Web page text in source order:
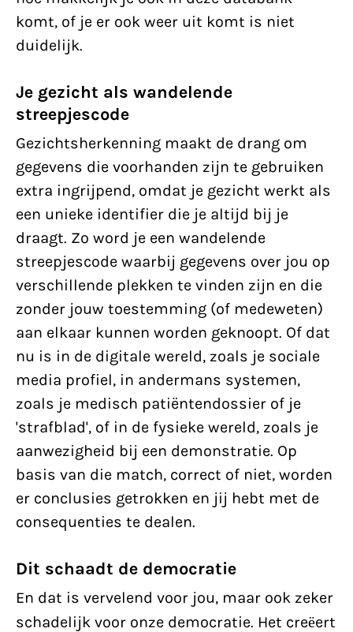
komt, of je er ook weer uit komt is niet
duidelijk.
Je gezicht als wandelende
streepjescode
Gezichtsherkenning maakt de drang om
gegevens die voorhanden zijn te gebruiken
extra ingrijpend, omdat je gezicht werkt als
een unieke identifier die je altijd bij je
draagt. Zo word je een wandelende
streepjescode waarbij gegevens over jou op
verschillende plekken te vinden zijn en die
zonder jouw toestemming (of medeweten)
aan elkaar kunnen worden geknoopt. Of dat
nu is in de digitale wereld, zoals je sociale
media profiel, in andermans systemen,
zoals je medisch patiëntendossier of je
'strafblad', of in de fysieke wereld, zoals je
aanwezigheid bij een demonstratie. Op
basis van die match, correct of niet, worden
er conclusies getrokken en jij hebt met de
consequenties te dealen.
Dit schaadt de democratie
En dat is vervelend voor jou, maar ook zeker
schadelijk voor onze democratie. Het creëert